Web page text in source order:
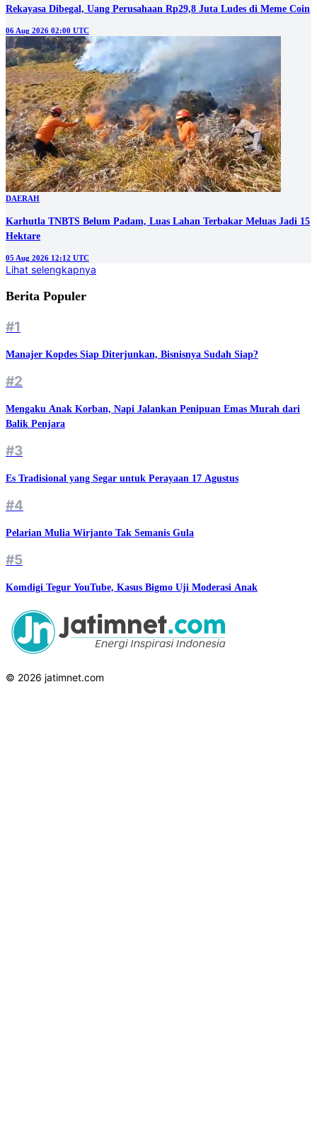
Rekayasa Dibegal, Uang Perusahaan Rp29,8 Juta Ludes di Meme Coin
06 Aug 2026 02:00 UTC
DAERAH
Karhutla TNBTS Belum Padam, Luas Lahan Terbakar Meluas Jadi 15
Hektare
05 Aug 2026 12:12 UTC
Lihat selengkapnya
Berita Populer
#1
Manajer Kopdes Siap Diterjunkan, Bisnisnya Sudah Siap?
#2
Mengaku Anak Korban, Napi Jalankan Penipuan Emas Murah dari
Balik Penjara
#3
Es Tradisional yang Segar untuk Perayaan 17 Agustus
#4
Pelarian Mulia Wirjanto Tak Semanis Gula
#5
Komdigi Tegur YouTube, Kasus Bigmo Uji Moderasi Anak
© 2026 jatimnet.com